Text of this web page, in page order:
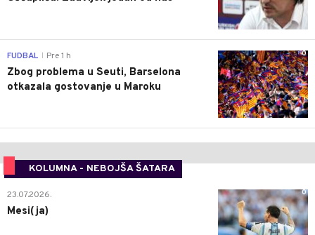
0
FUDBAL Pre 1 h
Zbog problema u Seuti, Barselona
otkazala gostovanje u Maroku
KOLUMNA - NEBOJŠA ŠATARA
0
23.07.2026.
Mesi(ja)